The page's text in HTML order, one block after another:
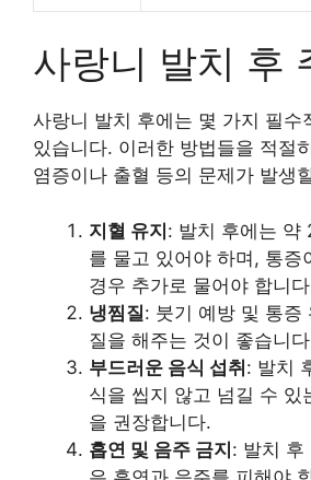
사랑니 발치 후
사랑니 발치 후에는 몇 가지 필수
있습니다. 이러한 방법들을 적절
염증이나 출혈 등의 문제가 발생
지혈 유지: 발치 후에는 약
를 물고 있어야 하며, 통증
경우 추가로 물어야 합니
냉찜질: 붓기 예방 및 통증
질을 해주는 것이 좋습니
부드러운 음식 섭취: 발치
식을 씹지 않고 넘길 수 있
을 권장합니다.
흡연 및 음주 금지: 발치 후